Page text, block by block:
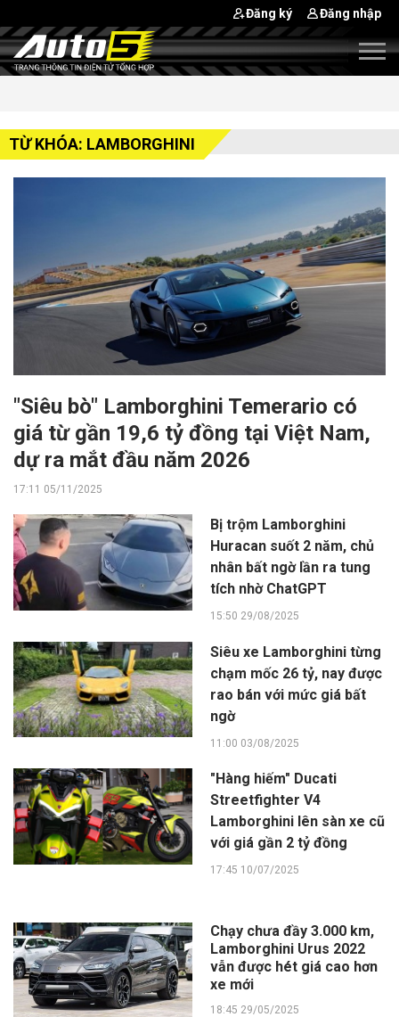
Đăng ký Đăng nhập
TỪ KHÓA: LAMBORGHINI
"Siêu bò" Lamborghini Temerario có
giá từ gần 19,6 tỷ đồng tại Việt Nam,
dự ra mắt đầu năm 2026
17:11 05/11/2025
Bị trộm Lamborghini
Huracan suốt 2 năm, chủ
nhân bất ngờ lần ra tung
tích nhờ ChatGPT
15:50 29/08/2025
Siêu xe Lamborghini từng
chạm mốc 26 tỷ, nay được
rao bán với mức giá bất
ngờ
11:00 03/08/2025
"Hàng hiếm" Ducati
Streetfighter V4
Lamborghini lên sàn xe cũ
với giá gần 2 tỷ đồng
17:45 10/07/2025
Chạy chưa đầy 3.000 km,
Lamborghini Urus 2022
vẫn được hét giá cao hơn
xe mới
18:45 29/05/2025